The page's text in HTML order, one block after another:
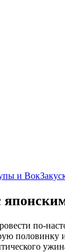
и Вок
по-
половинку